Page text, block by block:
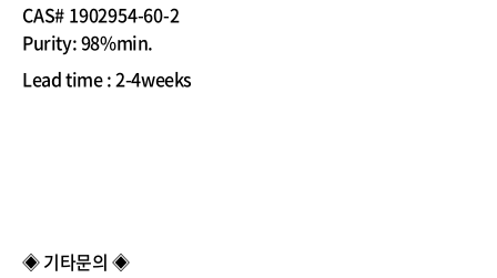
CAS# 1902954-60-2
Purity: 98%min.
Lead time: 2-4weeks
◈기타문의◈